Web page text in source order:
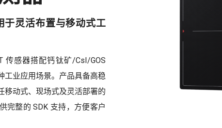
于灵活布置与移动式工
传感器搭配钙钛矿/CsI/GOS
工业应用场景。产品具备高稳
移动式、现场式及灵活部署的
完整的 SDK 支持，方便客户